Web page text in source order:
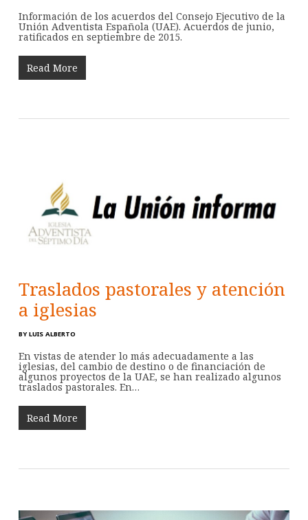
Información de los acuerdos del Consejo Ejecutivo de la
Unión Adventista Española (UAE). Acuerdos de junio,
ratificados en septiembre de 2015.
Read More
Traslados pastorales y atención
a iglesias
BY LUIS ALBERTO
En vistas de atender lo más adecuadamente a las
iglesias, del cambio de destino o de financiación de
algunos proyectos de la UAE, se han realizado algunos
traslados pastorales. En…
Read More